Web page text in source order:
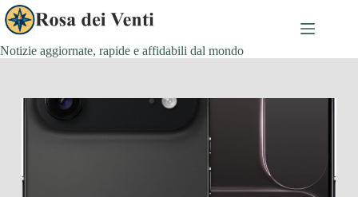
Salta
al
contenuto
Notizie aggiornate, rapide e affidabili dal mondo